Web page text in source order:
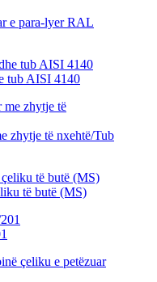
e para-lyer RAL
tub AISI 4140
zhytje të nxehtë/Tub
të butë (MS)